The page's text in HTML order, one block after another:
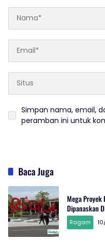
Simpan nama, email,
peramban ini untuk
Baca Juga
Mega
Dipanaskan
Ragam